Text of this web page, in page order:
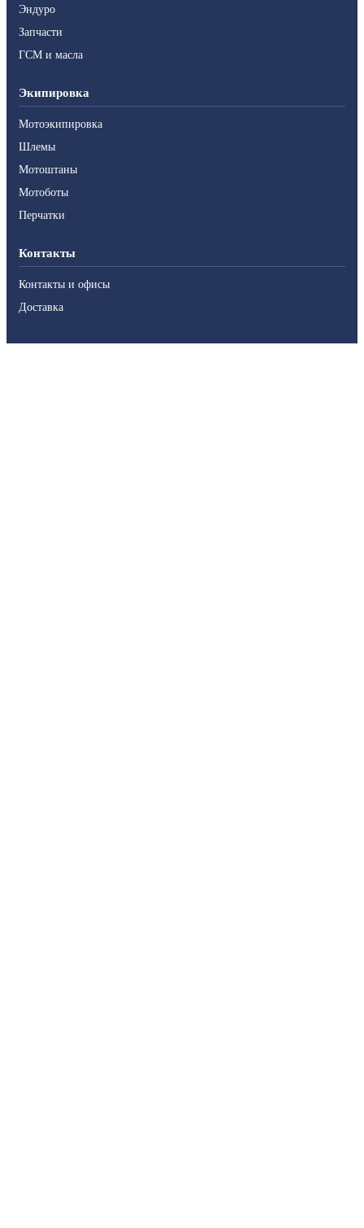
Эндуро
Запчасти
ГСМ и масла
Экипировка
Мотоэкипировка
Шлемы
Мотоштаны
Мотоботы
Перчатки
Контакты
Контакты и офисы
Доставка